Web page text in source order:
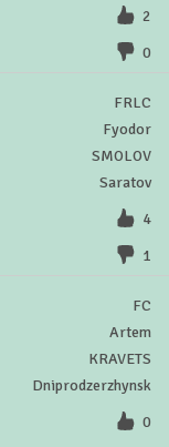
2
0
FRLC
Fyodor
SMOLOV
Saratov
4
1
FC
Artem
KRAVETS
Dniprodzerzhynsk
0